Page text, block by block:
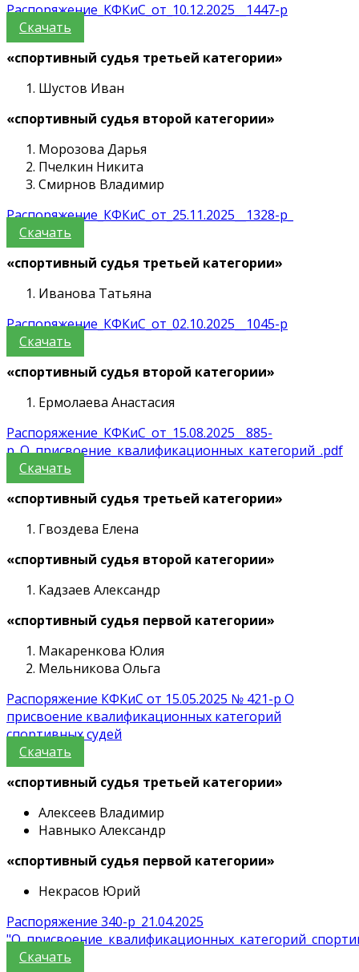
Распоряжение_КФКиС_от_10.12.2025__1447-р
Скачать
«спортивный судья третьей категории»
Шустов Иван
«спортивный судья второй категории»
Морозова Дарья
Пчелкин Никита
Смирнов Владимир
Распоряжение_КФКиС_от_25.11.2025__1328-р_
Скачать
«спортивный судья третьей категории»
Иванова Татьяна
Распоряжение_КФКиС_от_02.10.2025__1045-р
Скачать
«спортивный судья второй категории»
Ермолаева Анастасия
Распоряжение_КФКиС_от_15.08.2025__885-
р_О_присвоение_квалификационных_категорий_.pdf
Скачать
«спортивный судья третьей категории»
Гвоздева Елена
«спортивный судья второй категории»
Кадзаев Александр
«спортивный судья первой категории»
Макаренкова Юлия
Мельникова Ольга
Распоряжение КФКиС от 15.05.2025 № 421-р О
присвоение квалификационных категорий
спортивных судей
Скачать
«спортивный судья третьей категории»
Алексеев Владимир
Навныко Александр
«спортивный судья первой категории»
Некрасов Юрий
Распоряжение 340-р_21.04.2025
Скачать